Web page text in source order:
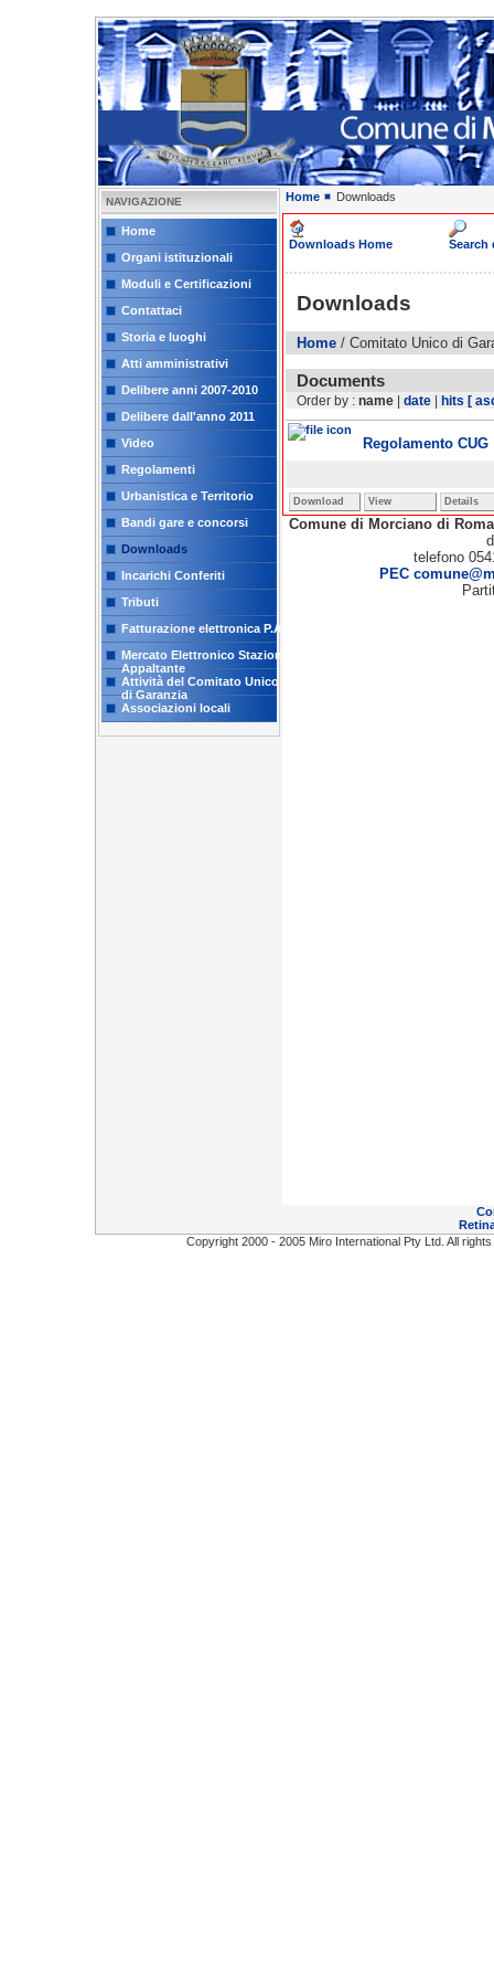
NAVIGAZIONE
Home
Organi istituzionali
Moduli e Certificazioni
Contattaci
Storia e luoghi
Atti amministrativi
Delibere anni 2007-2010
Delibere dall'anno 2011
Video
Regolamenti
Urbanistica e Territorio
Bandi gare e concorsi
Downloads
Incarichi Conferiti
Tributi
Fatturazione elettronica P.A.
Mercato Elettronico Stazione
Appaltante
Attività del Comitato Unico
di Garanzia
Associazioni locali
Home Downloads
Downloads Home Search
Downloads
Home / Comitato Unico di
Documents
Order by : name | date | hits [
Regolamento CUG
Download View Details
Comune di Morciano di
telefono
PEC
Copyright 2000 - 2005 Miro International Pty Ltd. All